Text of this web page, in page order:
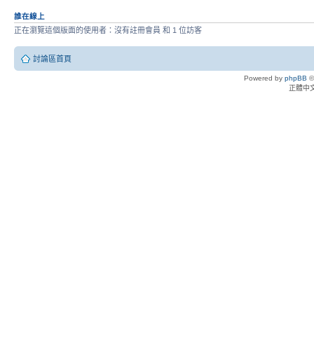
誰在線上
正在瀏覽這個版面的使用者：沒有註冊會員 和 1 位訪客
討論區首頁
Powered by phpBB
正體中